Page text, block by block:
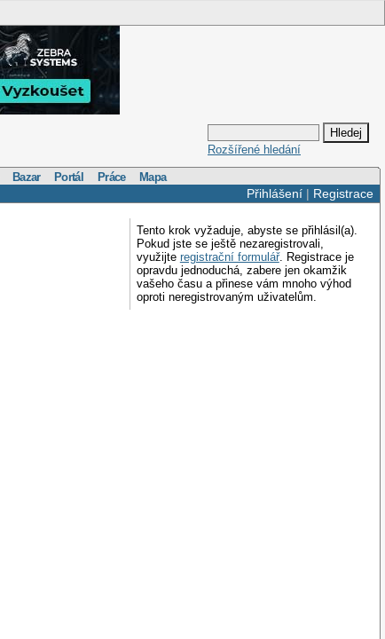
Rozšířené hledání
Bazar Portál Práce Mapa
Přihlášení| Registrace
Tento krok vyžaduje, abyste se přihlásil(a).
Pokud jste se ještě nezaregistrovali,
využijte registrační formulář. Registrace je
opravdu jednoduchá, zabere jen okamžik
vašeho času a přinese vám mnoho výhod
oproti neregistrovaným uživatelům.